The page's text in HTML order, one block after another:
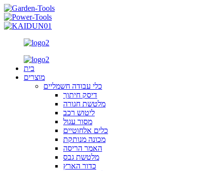
בית
מוצרים
כלי עבודה חשמליים
דיסק חיתוך
מלטשת חגורה
ליטוש רכב
מסור עגול
כלים אלחוטיים
מכונה מנותקת
האמר הריסה
מלטשת גבס
כדור הארץ